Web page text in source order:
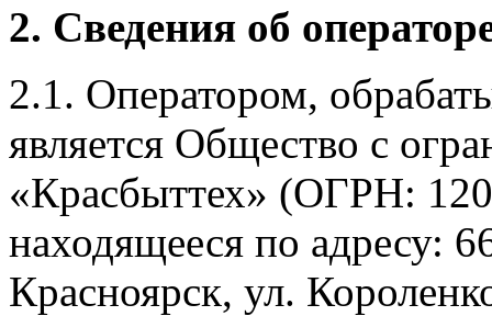
2. Сведения об
2.1. Оператором,
является Общество с
«Красбыттех» (ОГРН:
находящееся по адресу:
Красноярск, ул.